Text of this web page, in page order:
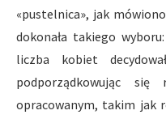
«pustelnica», jak
dokonała takiego
liczba kobiet
podporządkowując
opracowanym, takim jak